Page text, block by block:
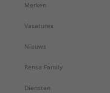
Merken
Vacatures
Nieuws
Rensa Family
Diensten